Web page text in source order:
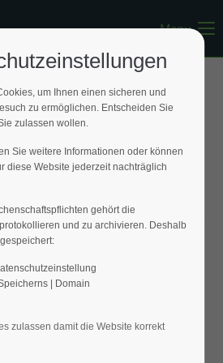
sit amet:
(GMT +1)
Menu
um Ihnen einen sicheren und
zu ermöglichen. Entscheiden Sie
zulassen wollen.
Sie weitere Informationen oder können
diese Website jederzeit nachträglich
gehört die
und zu archivieren. Deshalb
| Domain
zulassen damit die Website korrekt